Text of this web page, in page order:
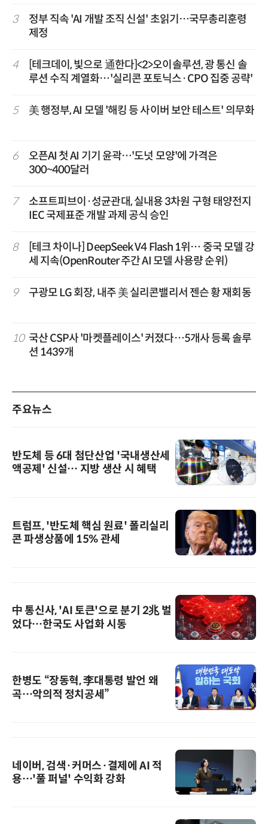
3
정부 직속 'AI 개발 조직 신설' 초읽기…국무총리훈령
제정
4
[테크데이, 빛으로 通한다]<2>오이솔루션, 광 통신 솔
루션 수직 계열화…'실리콘 포토닉스·CPO 집중 공략'
5 美 행정부, AI 모델 '해킹 등 사이버 보안 테스트' 의무화
6
오픈AI 첫 AI 기기 윤곽…'도넛 모양'에 가격은
300~400달러
7
소프트피브이·성균관대, 실내용 3차원 구형 태양전지
IEC 국제표준 개발 과제 공식 승인
8
[테크 차이나] DeepSeek V4 Flash 1위… 중국 모델 강
세 지속(OpenRouter 주간 AI 모델 사용량 순위)
9 구광모 LG 회장, 내주 美 실리콘밸리서 젠슨 황 재회동
10 국산 CSP사 '마켓플레이스' 커졌다…5개사 등록 솔루
션 1439개
주요뉴스
반도체 등 6대 첨단산업 '국내생산세
액공제' 신설… 지방 생산 시 혜택
트럼프, '반도체 핵심 원료' 폴리실리
콘 파생상품에 15% 관세
中 통신사, 'AI 토큰'으로 분기 2兆 벌
었다…한국도 사업화 시동
한병도 “장동혁, 李대통령 발언 왜
곡…악의적 정치공세”
네이버, 검색·커머스·결제에 AI 적
용…'풀 퍼널' 수익화 강화